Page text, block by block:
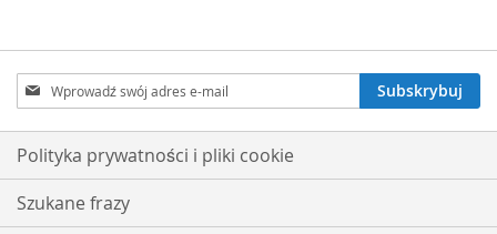
Subskrybuj
nasz
newsletter:
Subskrybuj
Polityka prywatności i pliki cookie
Szukane frazy